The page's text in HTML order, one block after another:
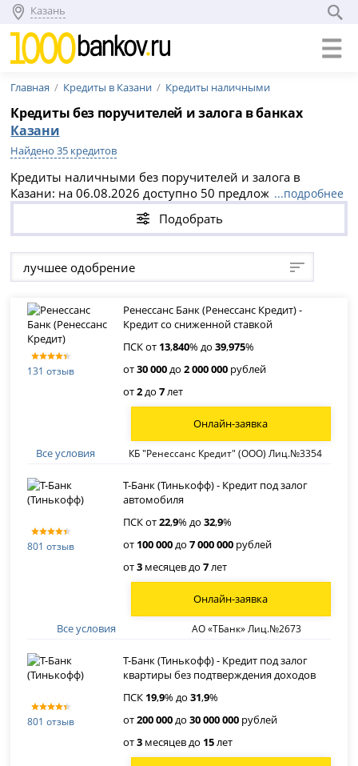
Казань
Главная Кредиты в Казани Кредиты наличными
Кредиты без поручителей и залога в банках
Казани
Найдено 35 кредитов
Кредиты наличными без поручителей и залога в
Казани: на 06.08.2026 доступно 50 предложений с
мгновенным решением, суммами до 1 500 000 000
рублей, сроками от 1 дней до 30 лет и ПСК от 13.84% до
69.53% годовых. Безопасное оформление через
официальные сайты банков Казани — выберите
подходящий вариант без справок и подайте заявку
...подробнее
Подобрать
лучшее одобрение
131 отзыв
Ренессанс Банк (Ренессанс Кредит) -
Кредит со сниженной ставкой
ПСК от 13,840% до39,975%
от30 000до2 000 000 рублей
от2до7лет
Все условия КБ "Ренессанс Кредит" (ООО) Лиц.№3354
Онлайн-заявка
801 отзыв
Т-Банк (Тинькофф) - Кредит под залог
автомобиля
ПСК от22,9% до32,9%
от 100 000до7 000 000 рублей
от3 месяцев до7лет
Все условия АО «ТБанк» Лиц.№2673
Онлайн-заявка
801 отзыв
Т-Банк (Тинькофф) - Кредит под залог
квартиры без подтверждения доходов
ПСК 19,9% до31,9%
от200 000до30 000 000 рублей
от3 месяцев до 15лет